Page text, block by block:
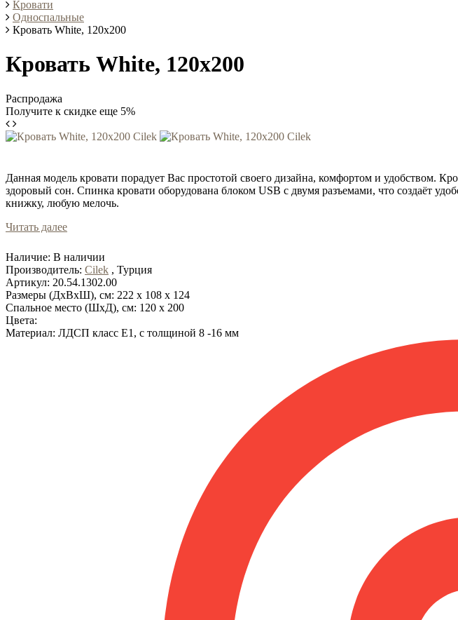
Кровати
Односпальные
Кровать White, 120x200
Кровать White, 120x200
Распродажа
Получите к скидке еще 5%
Данная модель кровати порадует Вас простотой своего дизайна, комфортом и удобством.
здоровый сон. Спинка кровати оборудована блоком USB с двумя разъемами, что создаёт
книжку, любую мелочь.
Читать далее
Наличие: В наличии
Производитель: Cilek , Турция
Артикул: 20.54.1302.00
Размеры (ДхВхШ), см: 222 x 108 x 124
Cпальное место (ШхД), см: 120 x 200
Цвета:
Материал: ЛДСП класс Е1, с толщиной 8 -16 мм